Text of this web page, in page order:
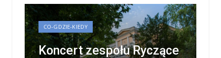
CO-GDZIE-KIEDY
Koncert zespołu Ryczące